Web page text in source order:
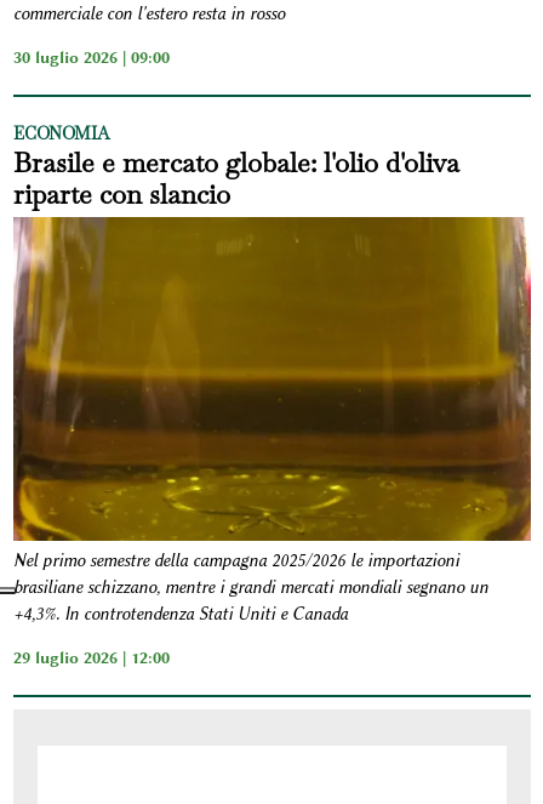
commerciale con l'estero resta in rosso
30 luglio 2026 | 09:00
ECONOMIA
Brasile e mercato globale: l'olio d'oliva
riparte con slancio
Nel primo semestre della campagna 2025/2026 le importazioni
brasiliane schizzano, mentre i grandi mercati mondiali segnano un
+4,3%. In controtendenza Stati Uniti e Canada
29 luglio 2026 | 12:00